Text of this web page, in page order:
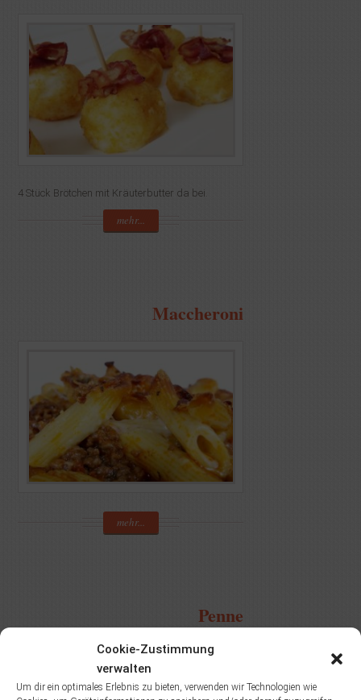
Cookie-Zustimmung
verwalten
Um dir ein optimales Erlebnis zu bieten, verwenden wir Technologien wie
4 Stück Brötchen mit Kräuterbutter da bei.
mehr...
Maccheroni
mehr...
Penne